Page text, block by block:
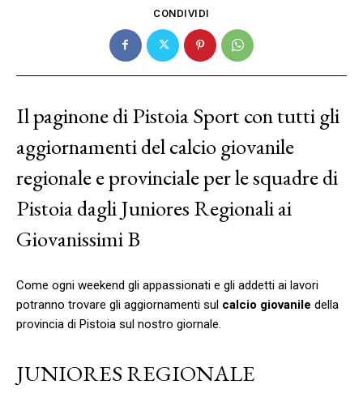
CONDIVIDI
Il paginone di Pistoia Sport con tutti gli
aggiornamenti del calcio giovanile
regionale e provinciale per le squadre di
Pistoia dagli Juniores Regionali ai
Giovanissimi B
Come ogni weekend gli appassionati e gli addetti ai lavori
potranno trovare gli aggiornamenti sul calcio giovanile della
provincia di Pistoia sul nostro giornale.
JUNIORES REGIONALE